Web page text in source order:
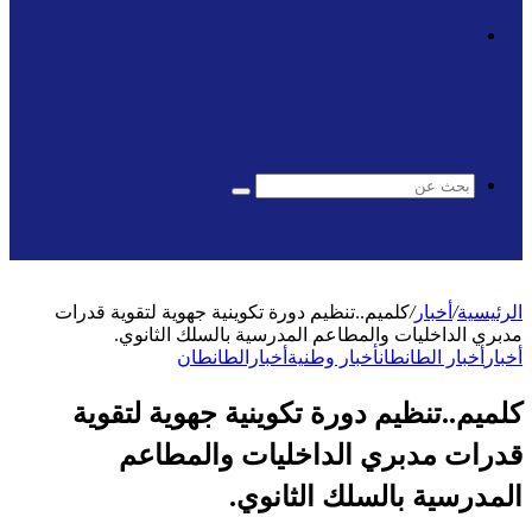
المظلم
بحث
الرئيسية/ أخبار/كلميم..تنظيم دورة تكوينية جهوية لتقوية قدرات
مدبري الداخليات والمطاعم المدرسية بالسلك الثانوي.
أخبار أخبار الطانطانأخبار وطنية أخبارالطانطان
كلميم..تنظيم دورة تكوينية جهوية لتقوية
قدرات مدبري الداخليات والمطاعم
المدرسية بالسلك الثانوي.